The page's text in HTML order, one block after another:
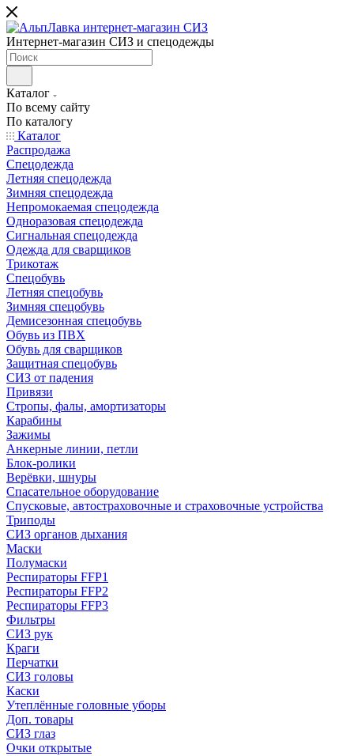
Интернет-магазин СИЗ и спецодежды
Каталог
По всему сайту
По каталогу
Каталог
Распродажа
Спецодежда
Летняя спецодежда
Зимняя спецодежда
Непромокаемая спецодежда
Одноразовая спецодежда
Сигнальная спецодежда
Одежда для сварщиков
Трикотаж
Спецобувь
Летняя спецобувь
Зимняя спецобувь
Демисезонная спецобувь
Обувь из ПВХ
Обувь для сварщиков
Защитная спецобувь
СИЗ от падения
Привязи
Стропы, фалы, амортизаторы
Карабины
Зажимы
Анкерные линии, петли
Блок-ролики
Верёвки, шнуры
Спасательное оборудование
Спусковые, автостраховочные и страховочные устройства
Триподы
СИЗ органов дыхания
Маски
Полумаски
Респираторы FFP1
Респираторы FFP2
Респираторы FFP3
Фильтры
СИЗ рук
Краги
Перчатки
СИЗ головы
Каски
Утеплённые головные уборы
Доп. товары
СИЗ глаз
Очки открытые